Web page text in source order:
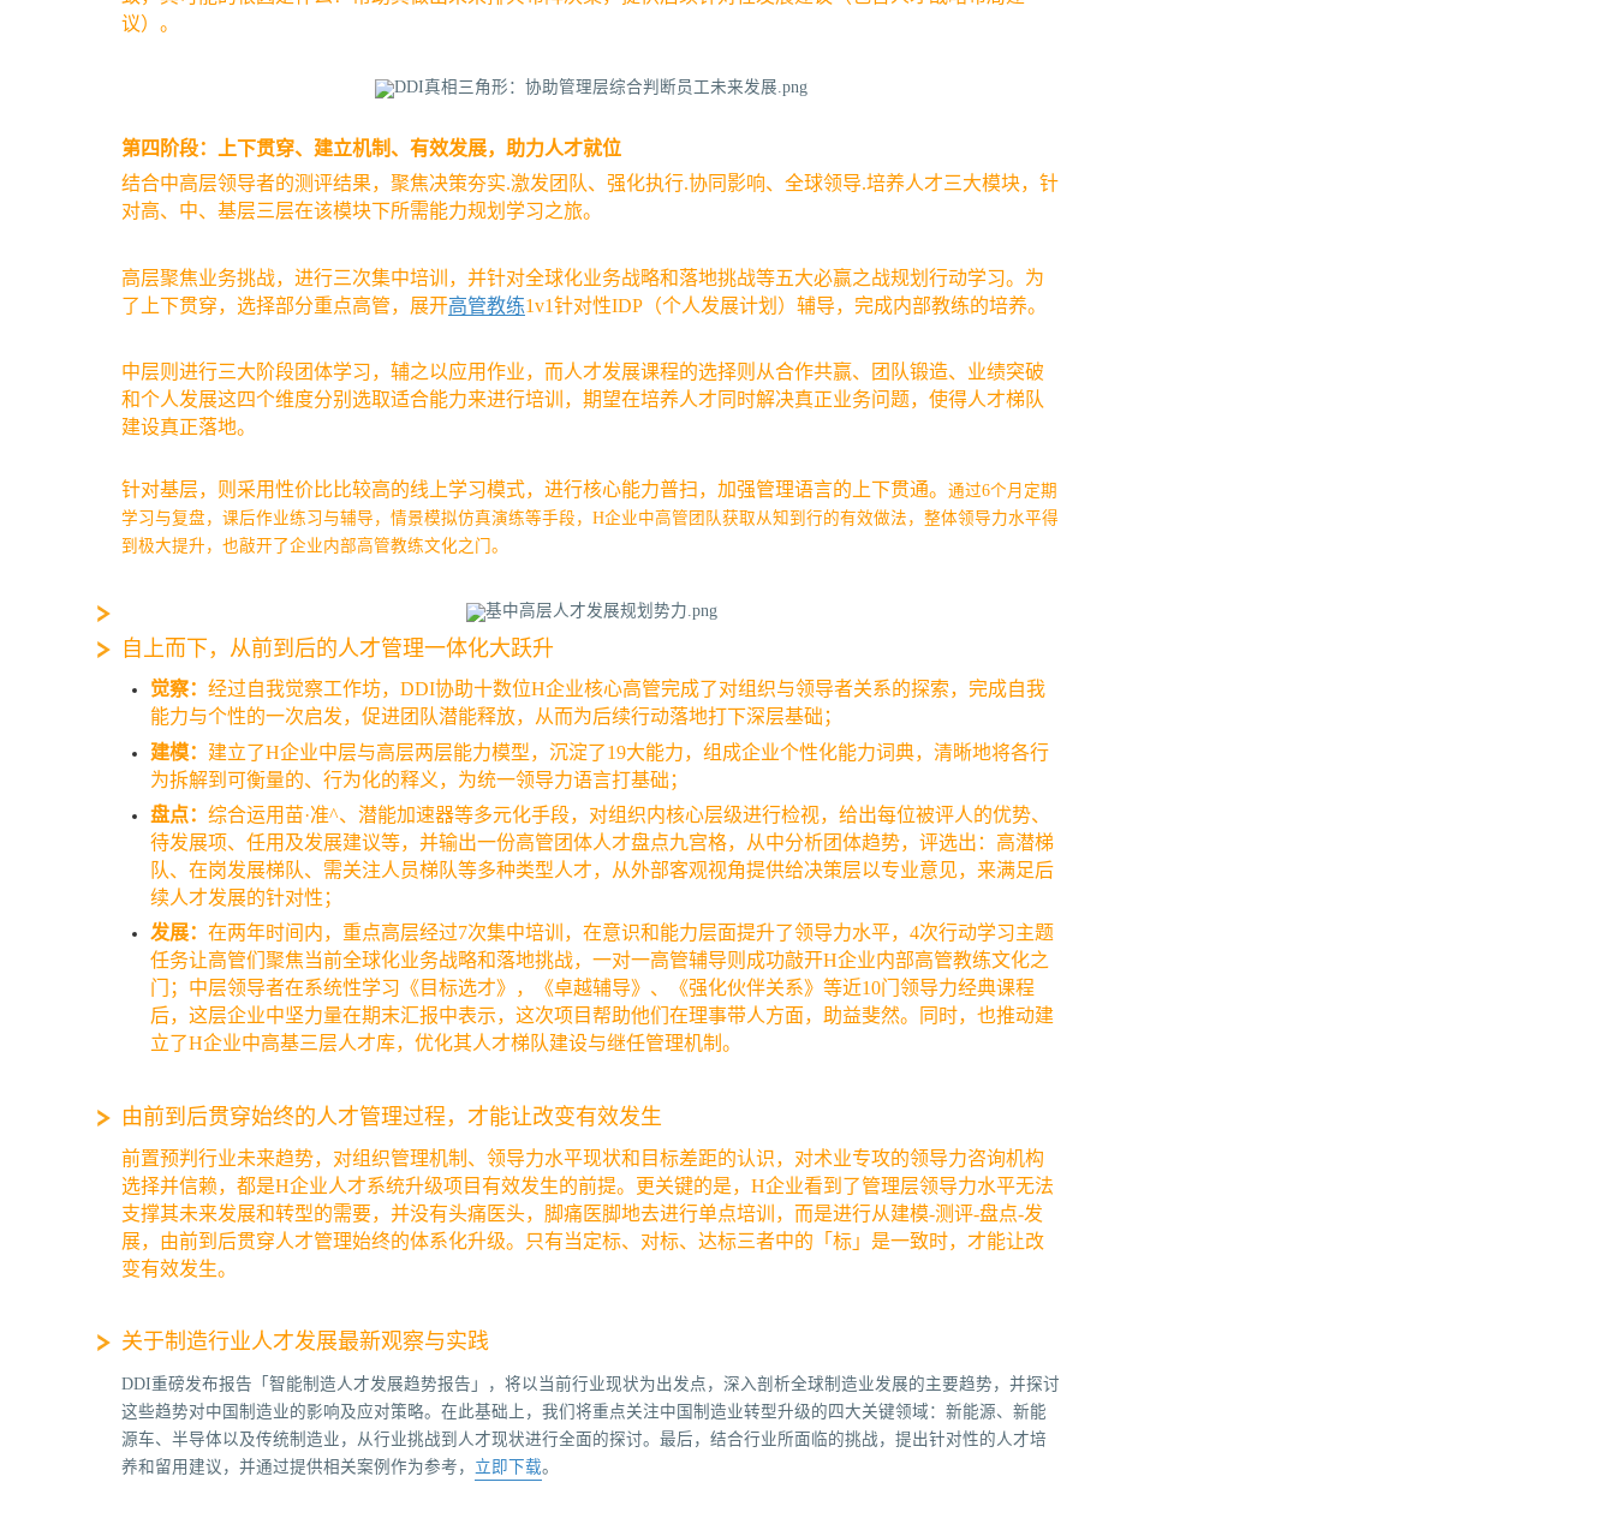
议）。
第四阶段：上下贯穿、建立机制、有效发展，助力人才就位
结合中高层领导者的测评结果，聚焦决策夯实.激发团队、强化执行.协同影响、全球领导.培养人才三大模块，针
对高、中、基层三层在该模块下所需能力规划学习之旅。
高层聚焦业务挑战，进行三次集中培训，并针对全球化业务战略和落地挑战等五大必赢之战规划行动学习。为
了上下贯穿，选择部分重点高管，展开高管教练1v1针对性IDP（个人发展计划）辅导，完成内部教练的培养。
中层则进行三大阶段团体学习，辅之以应用作业，而人才发展课程的选择则从合作共赢、团队锻造、业绩突破
和个人发展这四个维度分别选取适合能力来进行培训，期望在培养人才同时解决真正业务问题，使得人才梯队
建设真正落地。
针对基层，则采用性价比比较高的线上学习模式，进行核心能力普扫，加强管理语言的上下贯通。 通过6个月定期
学习与复盘，课后作业练习与辅导，情景模拟仿真演练等手段，H企业中高管团队获取从知到行的有效做法，整体领导力水平得
到极大提升，也敲开了企业内部高管教练文化之门。
自上而下，从前到后的人才管理一体化大跃升
觉察： 经过自我觉察工作坊，DDI协助十数位H企业核心高管完成了对组织与领导者关系的探索，完成自我
能力与个性的一次启发，促进团队潜能释放，从而为后续行动落地打下深层基础；
建模： 建立了H企业中层与高层两层能力模型，沉淀了19大能力，组成企业个性化能力词典，清晰地将各行
为拆解到可衡量的、行为化的释义，为统一领导力语言打基础；
盘点： 综合运用苗·准^、潜能加速器等多元化手段，对组织内核心层级进行检视，给出每位被评人的优势、
待发展项、任用及发展建议等，并输出一份高管团体人才盘点九宫格，从中分析团体趋势，评选出：高潜梯
队、在岗发展梯队、需关注人员梯队等多种类型人才，从外部客观视角提供给决策层以专业意见，来满足后
续人才发展的针对性；
发展： 在两年时间内，重点高层经过7次集中培训，在意识和能力层面提升了领导力水平，4次行动学习主题
任务让高管们聚焦当前全球化业务战略和落地挑战，一对一高管辅导则成功敲开H企业内部高管教练文化之
门；中层领导者在系统性学习《目标选才》，《卓越辅导》、《强化伙伴关系》等近10门领导力经典课程
后，这层企业中坚力量在期末汇报中表示，这次项目帮助他们在理事带人方面，助益斐然。同时，也推动建
立了H企业中高基三层人才库，优化其人才梯队建设与继任管理机制。
由前到后贯穿始终的人才管理过程，才能让改变有效发生
前置预判行业未来趋势，对组织管理机制、领导力水平现状和目标差距的认识，对术业专攻的领导力咨询机构
选择并信赖，都是H企业人才系统升级项目有效发生的前提。更关键的是，H企业看到了管理层领导力水平无法
支撑其未来发展和转型的需要，并没有头痛医头，脚痛医脚地去进行单点培训，而是进行从建模-测评-盘点-发
展，由前到后贯穿人才管理始终的体系化升级。只有当定标、对标、达标三者中的「标」是一致时，才能让改
变有效发生。
关于制造行业人才发展最新观察与实践
DDI重磅发布报告「智能制造人才发展趋势报告」，将以当前行业现状为出发点，深入剖析全球制造业发展的主要趋势，并探讨
这些趋势对中国制造业的影响及应对策略。在此基础上，我们将重点关注中国制造业转型升级的四大关键领域：新能源、新能
源车、半导体以及传统制造业，从行业挑战到人才现状进行全面的探讨。最后，结合行业所面临的挑战，提出针对性的人才培
养和留用建议，并通过提供相关案例作为参考， 立即下载。